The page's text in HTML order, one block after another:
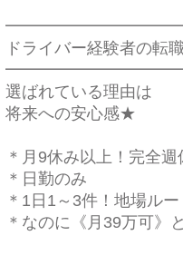
ドライバー経験者の転
選ばれている理由は
将来への安心感★
＊月9休み以上！完全週
＊日勤のみ
＊1日1～3件！地場ルー
＊なのに《月39万可》